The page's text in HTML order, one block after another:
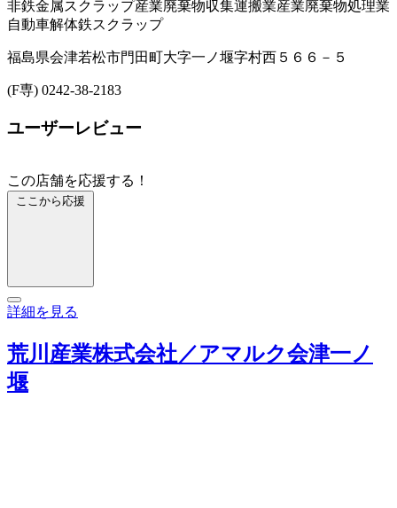
非鉄金属スクラップ産業廃棄物収集運搬業産業廃棄物処理業
自動車解体鉄スクラップ
福島県会津若松市門田町大字一ノ堰字村西５６６－５
(F専) 0242-38-2183
ユーザーレビュー
この店舗を応援する！
ここから応援
詳細を見る
荒川産業株式会社／アマルク会津一ノ
堰